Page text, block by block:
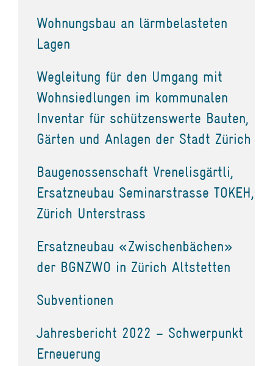
Wohnungsbau an lärmbelasteten
Lagen
Wegleitung für den Umgang mit
Wohnsiedlungen im kommunalen
Inventar für schützenswerte Bauten,
Gärten und Anlagen der Stadt Zürich
Baugenossenschaft Vrenelisgärtli,
Ersatzneubau Seminarstrasse TOKEH,
Zürich Unterstrass
Ersatzneubau «Zwischenbächen»
der BGNZWO in Zürich Altstetten
Subventionen
Jahresbericht 2022 – Schwerpunkt
Erneuerung